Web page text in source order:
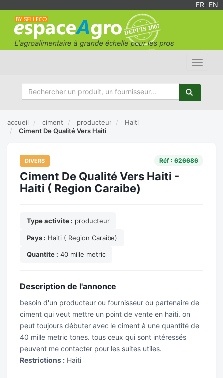
FR EN
Toggle
accueil ciment producteur
Haiti
Ciment De Qualité Vers Haiti
DIVERS Réf : 626686
Ciment De Qualité Vers Haiti -
Haiti ( Region Caraibe)
Type activite : producteur
Pays : Haiti ( Region Caraibe)
Quantite : 40 mille metric
Description de l'annonce
besoin d'un producteur ou fournisseur ou partenaire de
ciment qui veut mettre un point de vente en haiti. on
peut toujours débuter avec le ciment à une quantité de
40 mille metric tones. tous ceux qui sont intéressés
peuvent me contacter pour les suites utiles.
Restrictions : Haiti